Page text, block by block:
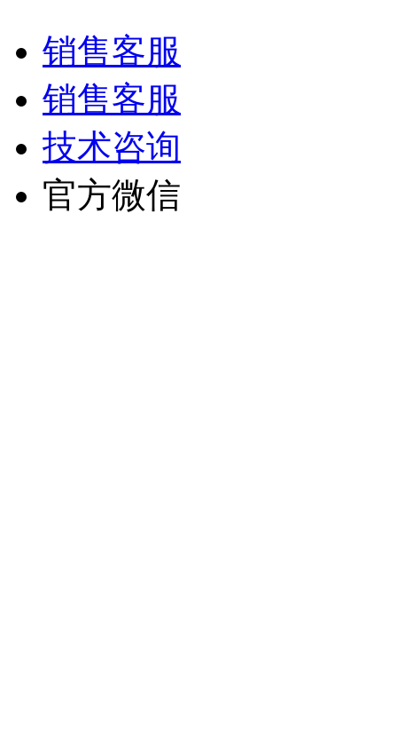
销售客服
销售客服
技术咨询
官方微信